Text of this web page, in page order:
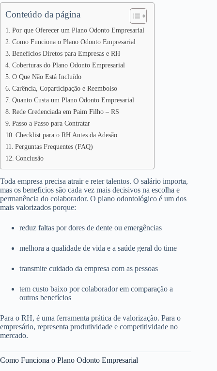
Conteúdo da página
Por que Oferecer um Plano Odonto Empresarial
Como Funciona o Plano Odonto Empresarial
Benefícios Diretos para Empresas e RH
Coberturas do Plano Odonto Empresarial
O Que Não Está Incluído
Carência, Coparticipação e Reembolso
Quanto Custa um Plano Odonto Empresarial
Rede Credenciada em Paim Filho – RS
Passo a Passo para Contratar
Checklist para o RH Antes da Adesão
Perguntas Frequentes (FAQ)
Conclusão
Toda empresa precisa atrair e reter talentos. O salário importa,
mas os benefícios são cada vez mais decisivos na escolha e
permanência do colaborador. O plano odontológico é um dos
mais valorizados porque:
reduz faltas por dores de dente ou emergências
melhora a qualidade de vida e a saúde geral do time
transmite cuidado da empresa com as pessoas
tem custo baixo por colaborador em comparação a
outros benefícios
Para o RH, é uma ferramenta prática de valorização. Para o
empresário, representa produtividade e competitividade no
mercado.
Como Funciona o Plano Odonto Empresarial